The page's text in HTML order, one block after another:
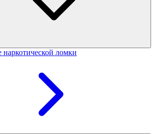
наркотической ломки